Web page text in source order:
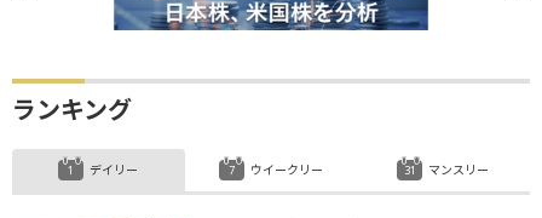
ランキング
デイリー ウイークリー マンスリー